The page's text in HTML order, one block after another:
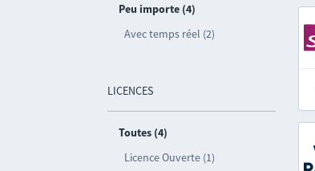
Peu importe (4)
Avec temps réel (2)
LICENCES
Toutes (4)
Licence Ouverte (1)